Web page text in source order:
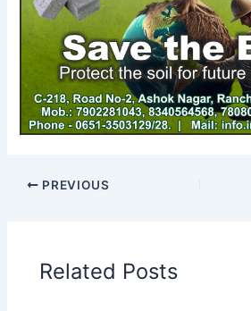
PREVIOUS
Related Posts